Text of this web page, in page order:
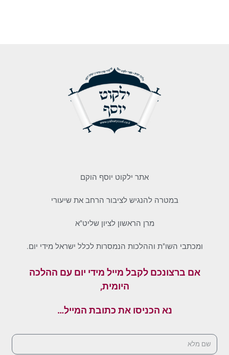
אתר ילקוט יוסף הוקם
במטרה להנגיש לציבור הרחב את שיעורי
מרן הראשון לציון שליט"א
ומכתבי השו"ת וההלכות הנמסרות לכלל ישראל מידי יום.
אם ברצונכם לקבל מייל מידי יום עם ההלכה
היומית,
נא הכניסו את כתובת המייל…